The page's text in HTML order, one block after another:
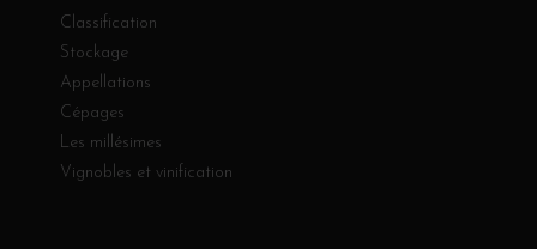
Classification
Stockage
Appellations
Cépages
Les millésimes
Vignobles et vinification